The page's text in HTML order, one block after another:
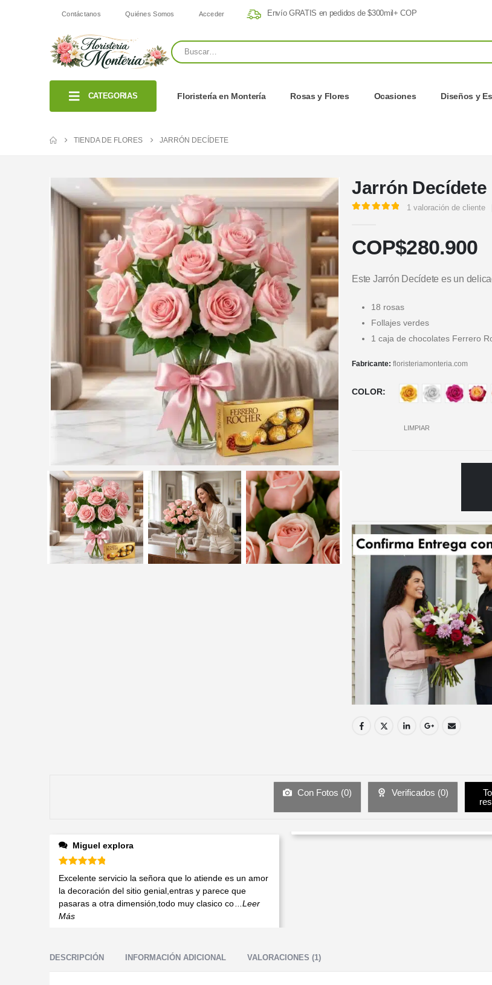
Contáctanos Quiénes Somos Acceder Envío GRATIS en pedidos de $300mil+ COP
CATEGORIAS Floristería en Montería Rosas y Flores Ocasiones Diseños y
TIENDA DE FLORES JARRÓN DECÍDETE
Jarrón Decídete
1 valoración de cliente
COP$280.900
Este Jarrón Decídete es un
18 rosas
Follajes verdes
1 caja de chocolates Ferrero
Fabricante: floristeriamonteria.com
COLOR
LIMPIAR
Con Fotos (0) Verificados (0)
Miguel explora
Valorado en 5 de 5
Excelente servicio la señora que lo atiende es un amor
la decoración del sitio genial,entras y parece que
pasaras a otra dimensión,todo muy clasico co...Leer
Más
DESCRIPCIÓN INFORMACIÓN ADICIONAL VALORACIONES (1)